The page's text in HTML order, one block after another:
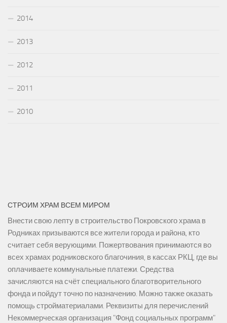
2014
2013
2012
2011
2010
СТРОИМ ХРАМ ВСЕМ МИРОМ
Внести свою лепту в строительство Покровского храма в
Родниках призываются все жители города и района, кто
считает себя верующими. Пожертвования принимаются во
всех храмах родниковского благочиния, в кассах РКЦ, где вы
оплачиваете коммунальные платежи. Средства
зачисляются на счёт специального благотворительного
фонда и пойдут точно по назначению. Можно также оказать
помощь стройматериалами. Реквизиты для перечислений
Некоммерческая организация "Фонд социальных программ"